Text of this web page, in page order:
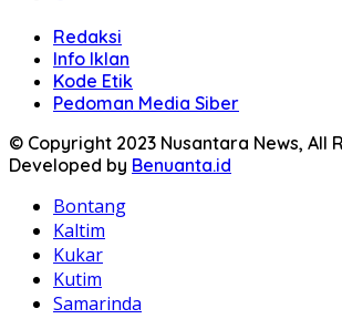
Redaksi
Info Iklan
Kode Etik
Pedoman Media Siber
© Copyright 2023 Nusantara News, All
Developed by Benuanta.id
Bontang
Kaltim
Kukar
Kutim
Samarinda